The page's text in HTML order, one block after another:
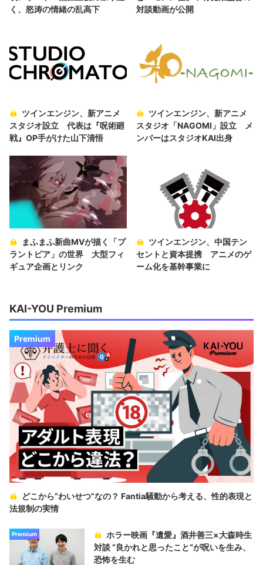
く、怒涛の情緒の乱高下
対談動画が公開
ツインエンジン、新アニメ
スタジオ設立 代表は『呪術廻
戦』OP手がけた山下清悟
ツインエンジン、新アニメ
スタジオ「NAGOMI」設立 メ
ンバーはスタジオKAI出身
まふまふ新曲MVが描く「プ
ラントピア」の世界 大型フィ
ギュア企画とリンク
ツインエンジン、中国テン
セントと資本提携 アニメのゲ
ーム化を基幹事業に
KAI-YOU Premium
Premium
どこから“わいせつ”なの？ Fantia騒動から考える、性的表現と
法規制の実情
Premium
ホラー映画『遺愛』酒井善三×大森時生
対談 “良かれと思ったこと“が呪いを生み、
恐怖を生む